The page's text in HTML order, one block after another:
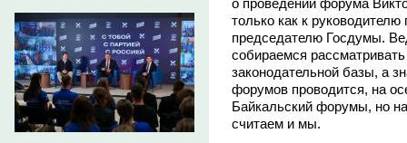
только как к
председателю Госдумы.
собираемся
законодательной базы, а
форумов проводится, на
Байкальский форумы, но
считаем и мы.